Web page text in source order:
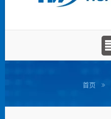
首页